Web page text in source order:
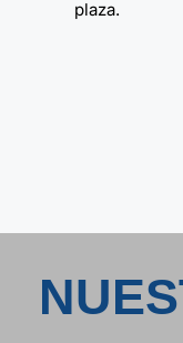
plaza.